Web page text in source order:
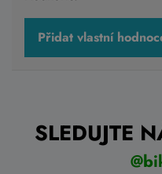
Přidat vlastní
SLEDUJTE